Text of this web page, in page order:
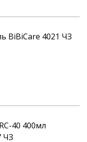
BiBiCare 4021 ЧЗ
40 400мл
ЧЗ